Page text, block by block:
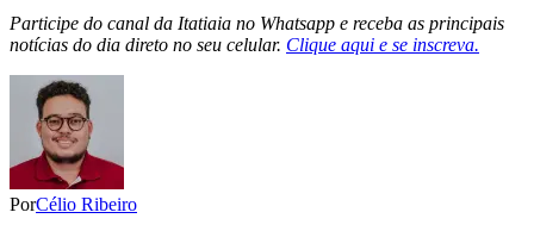
Participe do canal da Itatiaia no Whatsapp e receba as principais
notícias do dia direto no seu celular. Clique aqui e se inscreva.
PorCélio Ribeiro